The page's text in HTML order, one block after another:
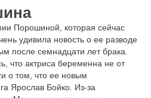
Порошиной, которая сейчас
удивила новость о ее разводе
после семнадцати лет брака.
что актриса беременна не от
о том, что ее новым
Ярослав Бойко. Из-за